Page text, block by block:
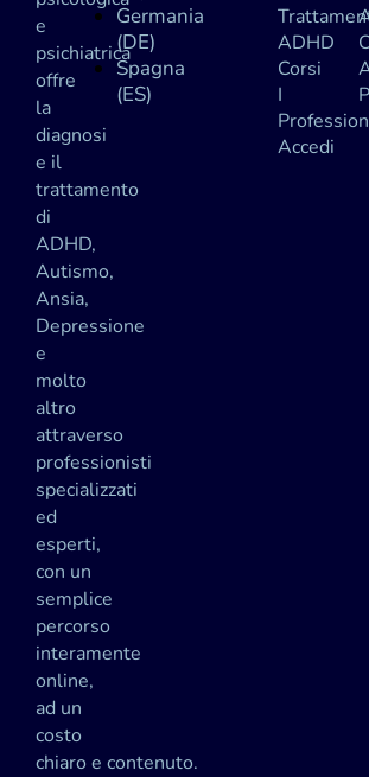
e
psichiatrica
offre
la
diagnosi
e il
trattamento
di
ADHD,
Autismo,
Ansia,
Depressione
e
molto
altro
attraverso
professionisti
specializzati
ed
esperti,
con un
semplice
percorso
interamente
online,
ad un
costo
chiaro e contenuto.
Germania
(DE)
Spagna
(ES)
ADHD
Corsi
I
Accedi